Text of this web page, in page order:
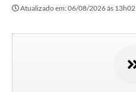
Atualizado em: 06/08/2026 às 13h02